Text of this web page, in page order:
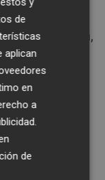
al balcón
de Adrià,
y
siguen
donde las
por si
con
seguir
de
aplican
en
a
de